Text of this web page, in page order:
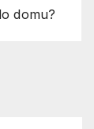
domu?